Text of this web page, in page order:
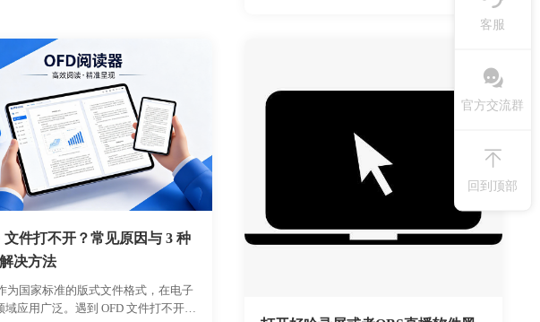
找一个好用免费的录屏软件，不如看看下面
文件打不开？常见原因与 3 种
决方法
为国家标准的版式文件格式，在电子
域应用广泛。遇到 OFD 文件打不开的
客服
官方交流群
回到顶部